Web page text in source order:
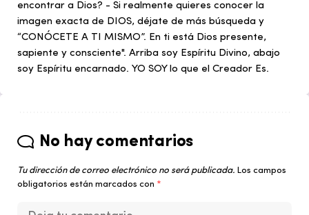
encontrar a Dios? - Si realmente quieres conocer la
imagen exacta de DIOS, déjate de más búsqueda y
“CONÓCETE A TI MISMO”. En ti está Dios presente,
sapiente y consciente". Arriba soy Espíritu Divino, abajo
soy Espíritu encarnado. YO SOY lo que el Creador Es.
No hay comentarios
Tu dirección de correo electrónico no será publicada. Los campos
obligatorios están marcados con *